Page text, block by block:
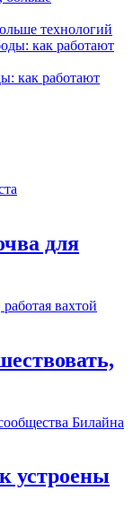
технологий
как работают
для
устроены